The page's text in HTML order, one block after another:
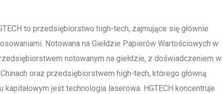
to przedsiębiorstwo high-tech, zajmujące się głównie
Notowana na Giełdzie Papierów Wartościowych w
notowanym na giełdzie, z doświadczeniem w
oraz przedsiębiorstwem high-tech, którego główną
kapitałowym jest technologia laserowa. HGTECH koncentruje